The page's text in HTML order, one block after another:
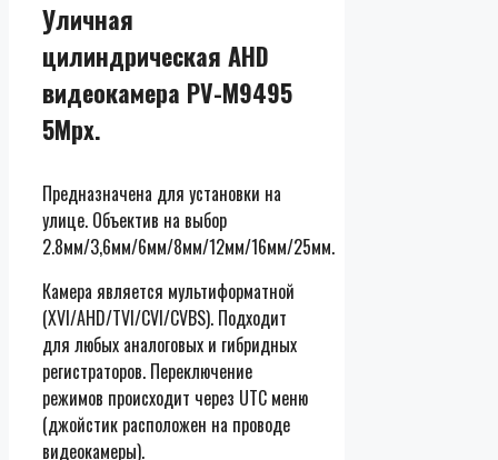
Уличная
цилиндрическая AHD
видеокамера PV-M9495
5Mpx.
Предназначена для установки на
улице. Объектив на выбор
2.8мм/3,6мм/6мм/8мм/12мм/16мм/25мм.
Камера является мультиформатной
(XVI/AHD/TVI/CVI/CVBS). Подходит
для любых аналоговых и гибридных
регистраторов. Переключение
режимов происходит через UTC меню
(джойстик расположен на проводе
видеокамеры).